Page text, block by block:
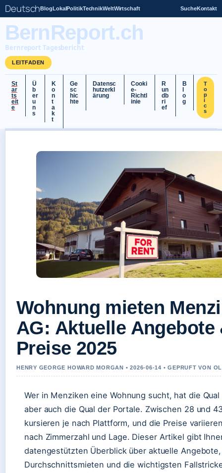
DeutschBlogLokalPolitikTechnikWeltWirtschaft SucheKontakt
BernReport.ch
Bernreport Tagesbericht
LEITFADEN
St
ar
ts
eit
e
Ü
b
er
u
n
s
K
o
n
t
a
k
t
Ge
sc
hic
hte
Datensc
hutzerkl
ärung
Cooki
e-
Richtl
inie
R
un
db
ri
ef
B
o
g
T
o
p
i
c
s
Wohnung mieten
AG: Aktuelle Angebote
Preise 2025
HENRY GEORGE HOWARD MORGAN • 2026-06-14 • GEPRUFT VON
Wer in Menziken eine Wohnung sucht, hat die Qual
aber auch die Qual der Portale. Zwischen 28 und
kursieren je nach Plattform, und die Preise
nach Zimmerzahl und Lage. Dieser Artikel gibt
datengestützten Überblick über aktuelle Angebote,
Durchschnittsmieten und die wichtigsten